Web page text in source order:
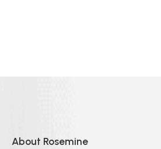
About Rosemine